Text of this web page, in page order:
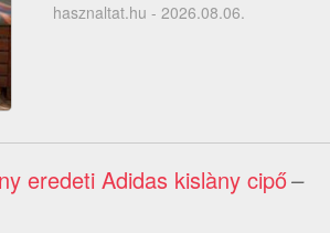
hasznaltat.hu - 2026.08.06.
eredeti Adidas kislàny cipő–